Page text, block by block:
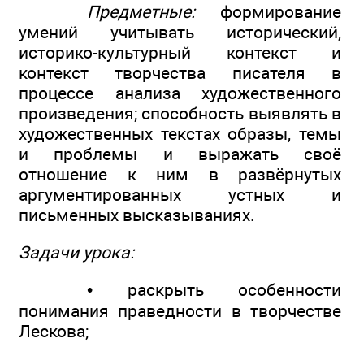
Предметные:формирование
умений учитывать исторический,
историко-культурный контекст и
контекст творчества писателя в
процессе анализа художественного
произведения; способность выявлять в
художественных текстах образы, темы
и проблемы и выражать своё
отношение к ним в развёрнутых
аргументированных устных и
письменных высказываниях.
Задачи урока:
• раскрыть особенности
понимания праведности в творчестве
Лескова;